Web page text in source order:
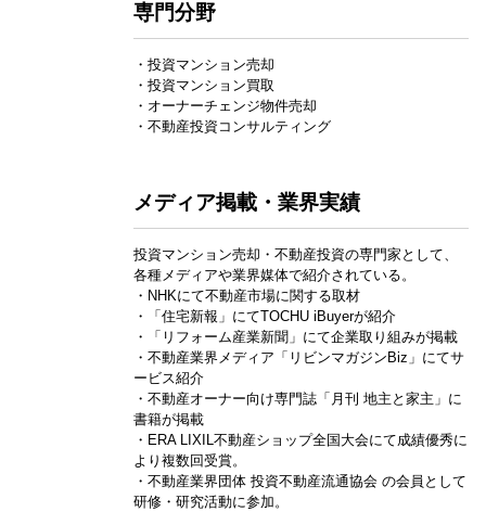
専門分野
・投資マンション売却
・投資マンション買取
・オーナーチェンジ物件売却
・不動産投資コンサルティング
メディア掲載・業界実績
投資マンション売却・不動産投資の専門家として、
各種メディアや業界媒体で紹介されている。
・NHKにて不動産市場に関する取材
・「住宅新報」にてTOCHU iBuyerが紹介
・「リフォーム産業新聞」にて企業取り組みが掲載
・不動産業界メディア「リビンマガジンBiz」にてサ
ービス紹介
・不動産オーナー向け専門誌「月刊 地主と家主」に
書籍が掲載
・ERA LIXIL不動産ショップ全国大会にて成績優秀に
より複数回受賞。
・不動産業界団体 投資不動産流通協会 の会員として
研修・研究活動に参加。